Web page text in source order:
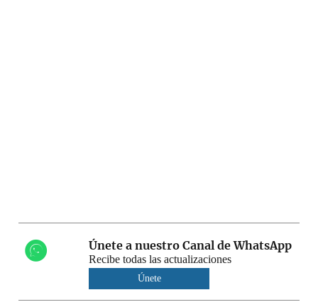
Únete a nuestro Canal de WhatsApp
Recibe todas las actualizaciones
Únete